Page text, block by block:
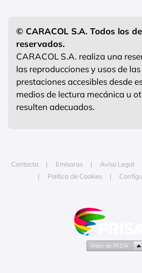
© CARACOL S.A. Todos los
reservados.
CARACOL S.A. realiza una
las reproducciones y usos de
prestaciones accesibles desde
medios de lectura mecánica u
resulten adecuados.
Contacta Emisoras Aviso Legal
Política de Cookies